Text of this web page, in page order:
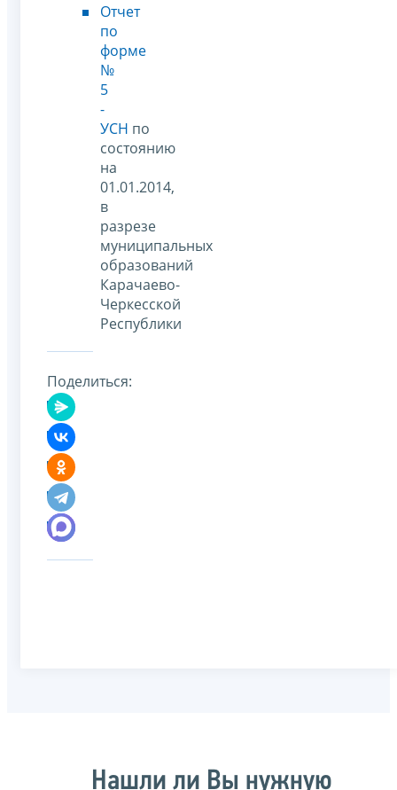
Отчет
по
форме
№
5
-
УСН по
состоянию
на
01.01.2014,
в
разрезе
муниципальных
образований
Карачаево-
Черкесской
Республики
Поделиться:
Нашли ли Вы нужную